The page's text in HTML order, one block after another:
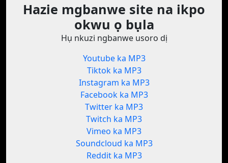
Hazie mgbanwe site na ikpo
okwu ọ bụla
Hụ nkuzi ngbanwe usoro dị
Youtube ka MP3
Tiktok ka MP3
Instagram ka MP3
Facebook ka MP3
Twitter ka MP3
Twitch ka MP3
Vimeo ka MP3
Soundcloud ka MP3
Reddit ka MP3